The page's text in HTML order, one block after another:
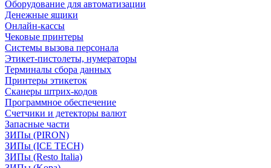
Оборудование для автоматизации
Денежные ящики
Онлайн-кассы
Чековые принтеры
Системы вызова персонала
Этикет-пистолеты, нумераторы
Терминалы сбора данных
Принтеры этикеток
Сканеры штрих-кодов
Программное обеспечение
Счетчики и детекторы валют
Запасные части
ЗИПы (PIRON)
ЗИПы (ICE TECH)
ЗИПы (Resto Italia)